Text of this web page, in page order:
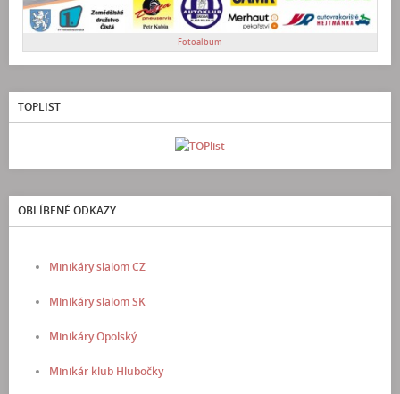
Fotoalbum
TOPLIST
OBLÍBENÉ ODKAZY
Minikáry slalom CZ
Minikáry slalom SK
Minikáry Opolský
Minikár klub Hlubočky